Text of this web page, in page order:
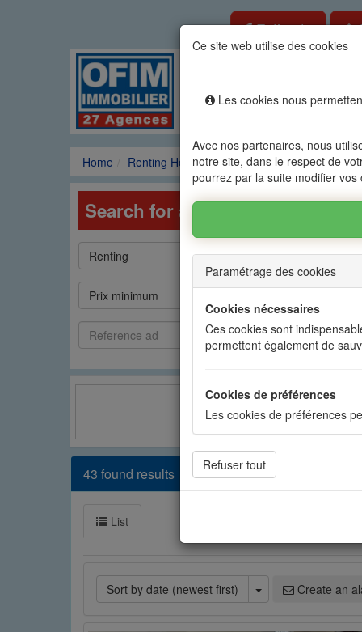
Ce site web utilise des cookies
Les cookies nous
Avec nos partenaires, nous
notre site, dans le respect de
pourrez par la suite modifier
Paramétrage des cookies
Cookies nécessaires
Ces cookies sont
permettent également de
Cookies de préférences
Les cookies de préférences
Cookies de statistiques
Cookies sociaux
Estimate
Agencies Renting
Home Renting Houses / Villas Research
Search for a property in
Type
de
bien
Renting House / Villa
Prix
min
Prix minimum
Prix
max
Référence
annonce
Commodités
Commodities
Facebook
43 found results
List
Sort by date (newest first) Toggle Dropdown
Create an